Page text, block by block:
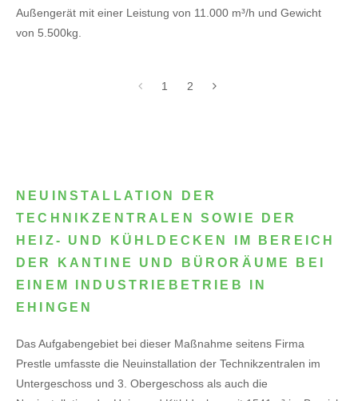
Außengerät mit einer Leistung von 11.000 m³/h und Gewicht
von 5.500kg.
1 2
NEUINSTALLATION DER
TECHNIKZENTRALEN SOWIE DER
HEIZ- UND KÜHLDECKEN IM BEREICH
DER KANTINE UND BÜRORÄUME BEI
EINEM INDUSTRIEBETRIEB IN
EHINGEN
Das Aufgabengebiet bei dieser Maßnahme seitens Firma
Prestle umfasste die Neuinstallation der Technikzentralen im
Untergeschoss und 3. Obergeschoss als auch die